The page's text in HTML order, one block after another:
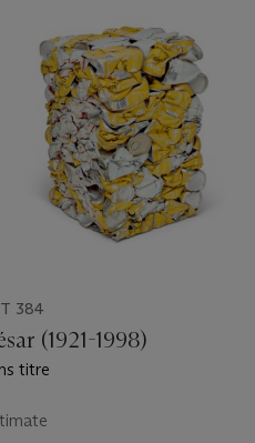
384
(1921-1998)
titre